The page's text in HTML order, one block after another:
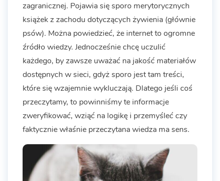
zagranicznej. Pojawia się sporo merytorycznych
książek z zachodu dotyczących żywienia (głównie
psów). Można powiedzieć, że internet to ogromne
źródło wiedzy. Jednocześnie chcę uczulić
każdego, by zawsze uważać na jakość materiałów
dostępnych w sieci, gdyż sporo jest tam treści,
które się wzajemnie wykluczają. Dlatego jeśli coś
przeczytamy, to powinniśmy te informacje
zweryfikować, wziąć na logikę i przemyśleć czy
faktycznie właśnie przeczytana wiedza ma sens.